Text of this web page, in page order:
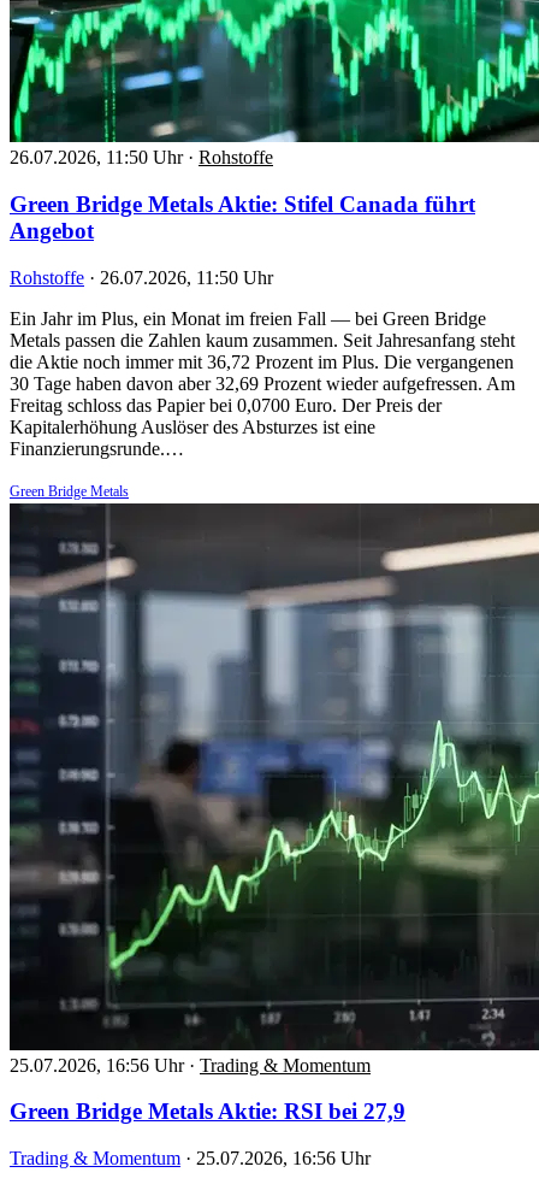
26.07.2026, 11:50 Uhr · Rohstoffe
Green Bridge Metals Aktie: Stifel Canada führt
Angebot
Rohstoffe · 26.07.2026, 11:50 Uhr
Ein Jahr im Plus, ein Monat im freien Fall — bei Green Bridge
Metals passen die Zahlen kaum zusammen. Seit Jahresanfang steht
die Aktie noch immer mit 36,72 Prozent im Plus. Die vergangenen
30 Tage haben davon aber 32,69 Prozent wieder aufgefressen. Am
Freitag schloss das Papier bei 0,0700 Euro. Der Preis der
Kapitalerhöhung Auslöser des Absturzes ist eine
Finanzierungsrunde.…
Green Bridge Metals
25.07.2026, 16:56 Uhr · Trading & Momentum
Green Bridge Metals Aktie: RSI bei 27,9
Trading & Momentum · 25.07.2026, 16:56 Uhr